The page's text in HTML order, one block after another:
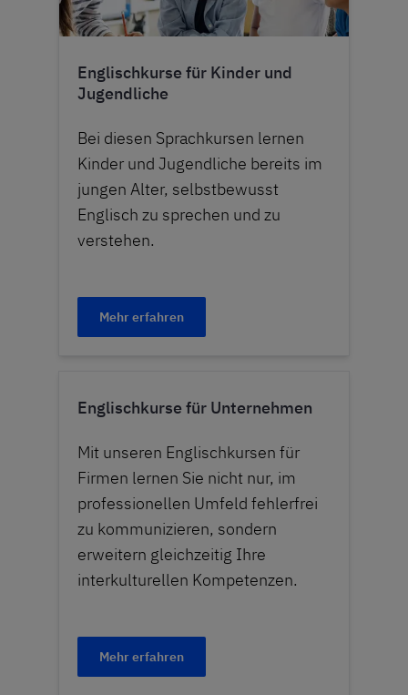
Englischkurse für Kinder und
Jugendliche
Bei diesen Sprachkursen lernen
Kinder und Jugendliche bereits im
jungen Alter, selbstbewusst
Englisch zu sprechen und zu
verstehen.
Mehr erfahren
Englischkurse für Unternehmen
Mit unseren Englischkursen für
Firmen lernen Sie nicht nur, im
professionellen Umfeld fehlerfrei
zu kommunizieren, sondern
erweitern gleichzeitig Ihre
interkulturellen Kompetenzen.
Mehr erfahren